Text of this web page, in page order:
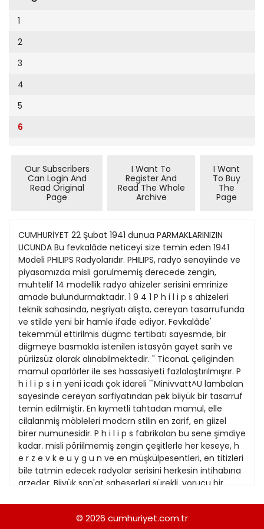
Cumhuriyet Sağlıklı Beslenme
Cumhuriyet Sokak
Cumhuriyet Spor
Cumhuriyet Strateji
Cumhuriyet Tarım
Cumhuriyet Yılbaşı
Çerçeve Eki
Dergi Eki
Ekonomi Eki
Evleniyoruz
Güney Dogu
Kitap Eki
Özel Ekler
Özel Okullar
Sevgililer Günü
Siyaset Eki
Sürdürülebilir yaşam
Turizm Eki
Yerel Yönetimler
1994
1991
1990
1989
1988
1987
1986
1985
1983
1982
1981
1980
9
10
12
13
14
15
17
20
21
22
23
24
25
26
27
28
1
2
3
4
5
6
Our Subscribers
Can Login And
Read Original
Page
I Want To
Register And
Read The Whole
Archive
I Want
To Buy
The
Page
CUMHURİYET 22 Şubat 1941 dunua PARMAKLARINIZIN
UCUNDA Bu fevkalâde neticeyi size temin eden 1941
Modeli PHILIPS Radyolarıdır. PHILIPS, radyo senayiinde ve
piyasamızda misli gorulmemiş derecede zengin,
muhtelif 14 modellik radyo ahizeler serisini emrinize
amade bulundurmaktadır. 1 9 4 1 P h i l i p s ahizeleri
teknik sahasinda, neşriyatı alişta, cereyan tasarrufunda
ve stilde yeni bir hamle ifade ediyor. Fevkalâde'
tekemmül ettirilmis dügmc tertibatı sayesmde, bir
diigmeye basmakla istenilen istasyön gayet sarih ve
püriizsüz olarak alınabilmektedir. " TiconaL çeliginden
mamul oparlörler ile ses hassasiyeti fazlalaştırılmışrır. P
h i l i p s i n yeni icadı çok idareli "'Minivvatt^U lambalan
sayesinde cereyan sarfiyatından pek biiyük bir tasarruf
temin edilmiştir. En kıymetli tahtadan mamul, elle
cilalanmiş möbleleri modcrn stilin en zarif, en giizel
birer numunesidir. P h i l i p s fabrikalan bu sene şimdiye
kadar. misli pöriilmemiş zengin çeşitlerle her keseye, h
e r z e v k e u y g u n ve en müşkülpesentleri, en titizleri
bile tatmin edecek radyolar serisini herkesin intihabına
arzeder. Biiyük san'at şaheserleri sürekli, yorucu bir
radyolan da, en maruf teknisyenlerin sürekli, yorucu
ugraşmalap sayesinde böyle gertk şekil, gerek kaîite
© 2026 cumhuriyet.com.tr